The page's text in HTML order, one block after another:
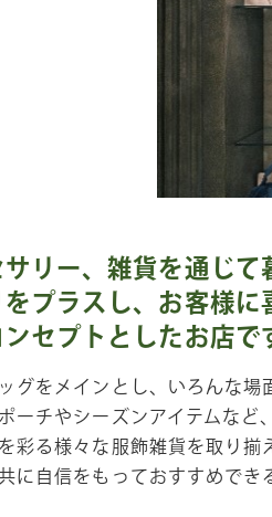
サリー、雑貨を通じ
プラスし、お客様に
セプトとしたお店で
グをメインとし、いろんな場
ーチやシーズンアイテムなど、
彩る様々な服飾雑貨を取り揃
に自信をもっておすすめでき